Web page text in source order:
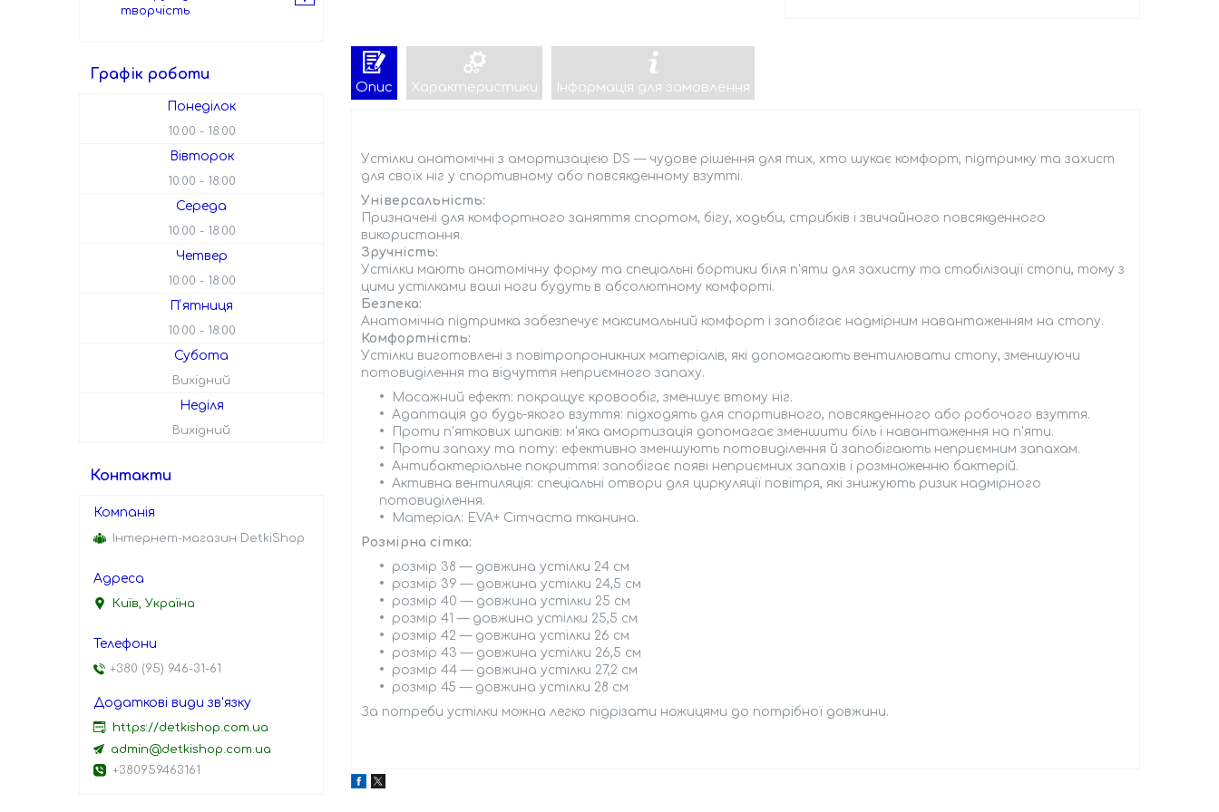
Опис Характеристики Інформація для замовлення
Устілки анатомічні з амортизацією DS — чудове рішення для тих, хто шукає комфорт, підтримку та захист
для своїх ніг у спортивному або повсякденному взутті.
Універсальність:
Призначені для комфортного заняття спортом, бігу, ходьби, стрибків і звичайного повсякденного
використання.
Зручність:
Устілки мають анатомічну форму та спеціальні бортики біля п'яти для захисту та стабілізації стопи, тому з
цими устілками ваші ноги будуть в абсолютному комфорті.
Безпека:
Анатомічна підтримка забезпечує максимальний комфорт і запобігає надмірним навантаженням на стопу.
Комфортність:
Устілки виготовлені з повітропроникних матеріалів, які допомагають вентилювати стопу, зменшуючи
потовиділення та відчуття неприємного запаху.
Масажний ефект: покращує кровообіг, зменшує втому ніг.
Адаптація до будь-якого взуття: підходять для спортивного, повсякденного або робочого взуття.
Проти п'яткових шпаків: м'яка амортизація допомагає зменшити біль і навантаження на п'яти.
Проти запаху та поту: ефективно зменшують потовиділення й запобігають неприємним запахам.
Антибактеріальне покриття: запобігає появі неприємних запахів і розмноженню бактерій.
Активна вентиляція: спеціальні отвори для циркуляції повітря, які знижують ризик надмірного
потовиділення.
Матеріал: EVA+ Сітчаста тканина.
Розмірна сітка:
розмір 38 — довжина устілки 24 см
розмір 39 — довжина устілки 24,5 см
розмір 40 — довжина устілки 25 см
розмір 41 — довжина устілки 25,5 см
розмір 42 — довжина устілки 26 см
розмір 43 — довжина устілки 26,5 см
розмір 44 — довжина устілки 27,2 см
розмір 45 — довжина устілки 28 см
За потреби устілки можна легко підрізати ножицями до потрібної довжини.
творчість
Графік роботи
Понеділок
10:00 18:00
Вівторок
10:00 18:00
Середа
10:00 18:00
Четвер
10:00 18:00
Пʼятниця
10:00 18:00
Субота
Вихідний
Неділя
Вихідний
Контакти
Інтернет-магазин DetkiShop
Київ, Україна
+380 (95) 946-31-61
https://detkishop.com.ua
admin@detkishop.com.ua
+380959463161